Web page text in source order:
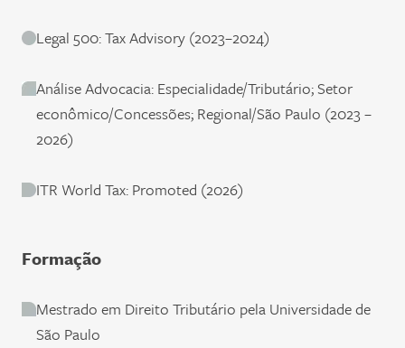
Legal 500: Tax Advisory (2023–2024)
Análise Advocacia: Especialidade/Tributário; Setor
econômico/Concessões; Regional/São Paulo (2023 –
2026)
ITR World Tax: Promoted (2026)
Formação
Mestrado em Direito Tributário pela Universidade de
São Paulo